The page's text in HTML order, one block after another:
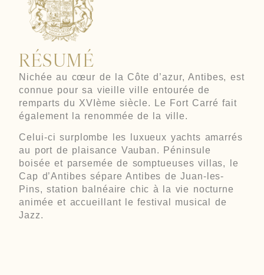
RÉSUMÉ
Nichée au cœur de la Côte d’azur, Antibes, est
connue pour sa vieille ville entourée de
remparts du XVIème siècle. Le Fort Carré fait
également la renommée de la ville.
Celui-ci surplombe les luxueux yachts amarrés
au port de plaisance Vauban. Péninsule
boisée et parsemée de somptueuses villas, le
Cap d’Antibes sépare Antibes de Juan-les-
Pins, station balnéaire chic à la vie nocturne
animée et accueillant le festival musical de
Jazz.